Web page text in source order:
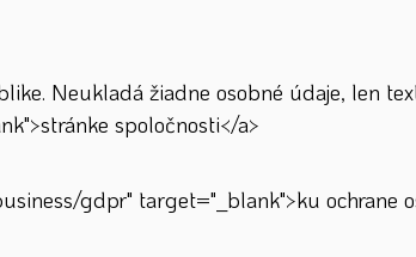
Neukladá žiadne osobné údaje, len
spoločnosti</a>
gdpr" target="_blank">ku ochrane